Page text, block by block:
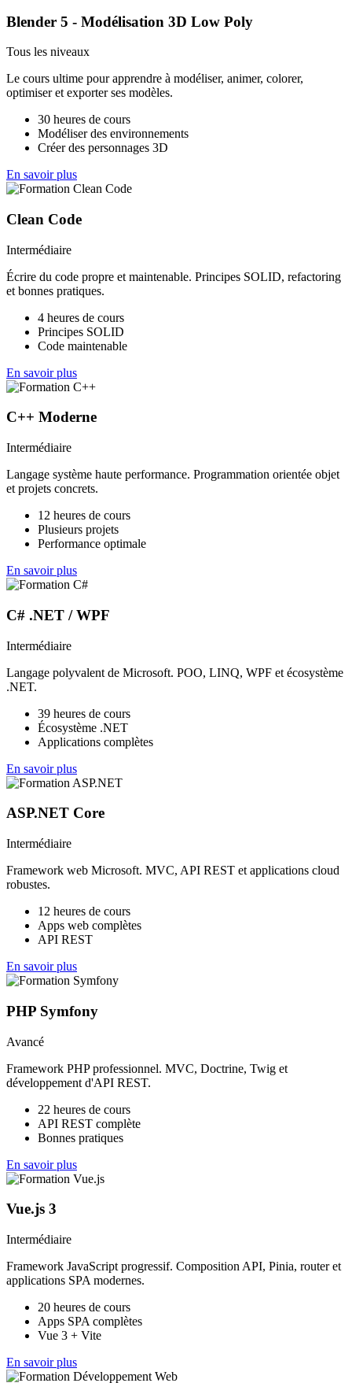
Blender 5 - Modélisation 3D Low Poly
Tous les niveaux
Le cours ultime pour apprendre à modéliser, animer, colorer,
optimiser et exporter ses modèles.
30 heures de cours
Modéliser des environnements
Créer des personnages 3D
En savoir plus
Clean Code
Intermédiaire
Écrire du code propre et maintenable. Principes SOLID, refactoring
et bonnes pratiques.
4 heures de cours
Principes SOLID
Code maintenable
En savoir plus
C++ Moderne
Intermédiaire
Langage système haute performance. Programmation orientée objet
et projets concrets.
12 heures de cours
Plusieurs projets
Performance optimale
En savoir plus
C# .NET / WPF
Intermédiaire
Langage polyvalent de Microsoft. POO, LINQ, WPF et écosystème
.NET.
39 heures de cours
Écosystème .NET
Applications complètes
En savoir plus
ASP.NET Core
Intermédiaire
Framework web Microsoft. MVC, API REST et applications cloud
robustes.
12 heures de cours
Apps web complètes
API REST
En savoir plus
PHP Symfony
Avancé
Framework PHP professionnel. MVC, Doctrine, Twig et
développement d'API REST.
22 heures de cours
API REST complète
Bonnes pratiques
En savoir plus
Vue.js 3
Intermédiaire
Framework JavaScript progressif. Composition API, Pinia, router et
applications SPA modernes.
20 heures de cours
Apps SPA complètes
Vue 3 + Vite
En savoir plus